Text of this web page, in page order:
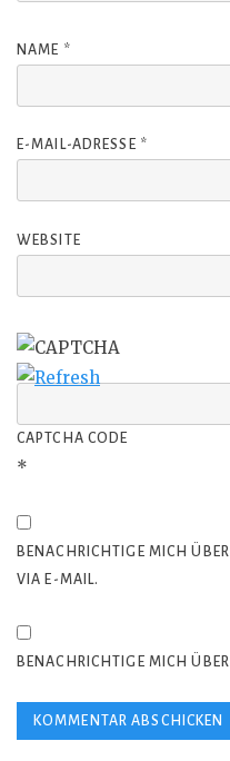
NAME *
E-MAIL-ADRESSE *
WEBSITE
CAPTCHA CODE
*
BENACHRICHTIGE MICH
VIA E-MAIL.
BENACHRICHTIGE MICH